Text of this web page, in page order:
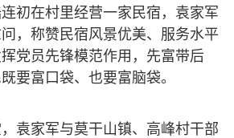
初在村里经营一家民宿，袁家军
，称赞民宿风景优美、服务水平
党员先锋模范作用，先富带后
要富口袋、也要富脑袋。
袁家军与莫干山镇、高峰村干部